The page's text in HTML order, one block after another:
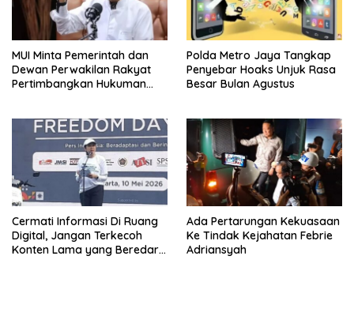
MUI Minta Pemerintah dan
Dewan Perwakilan Rakyat
Pertimbangkan Hukuman
Polda Metro Jaya Tangkap
Penyebar Hoaks Unjuk Rasa
Besar Bulan Agustus
Cermati Informasi Di Ruang
Digital, Jangan Terkecoh
Konten Lama yang Beredar
Ada Pertarungan Kekuasaan
Ke Tindak Kejahatan Febrie
Adriansyah